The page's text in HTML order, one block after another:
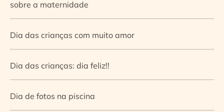
sobre a maternidade
Dia das crianças com muito amor
Dia das crianças: dia feliz!!
Dia de fotos na piscina